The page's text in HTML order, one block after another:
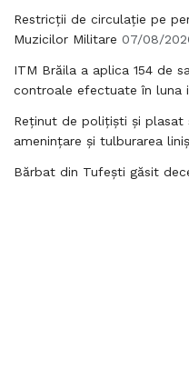
Restricții de circulație pe
Muzicilor Militare 07/08/
ITM Brăila a aplica 154 de
controale efectuate în luna
Reținut de polițiști și
amenințare și tulburarea
Bărbat din Tufești găsit